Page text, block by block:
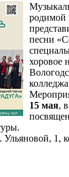
родимой
песни
хоровое
15 мая,
1,